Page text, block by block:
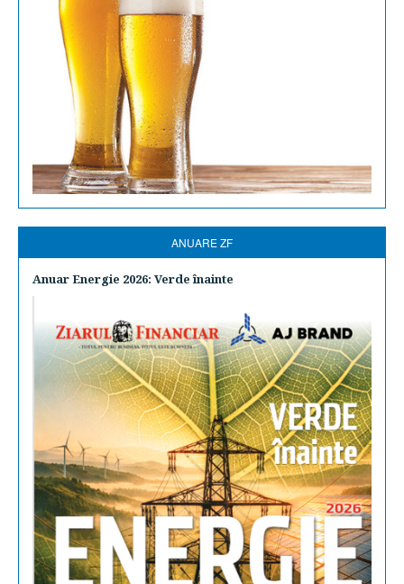
ANUARE ZF
Anuar Energie 2026: Verde înainte